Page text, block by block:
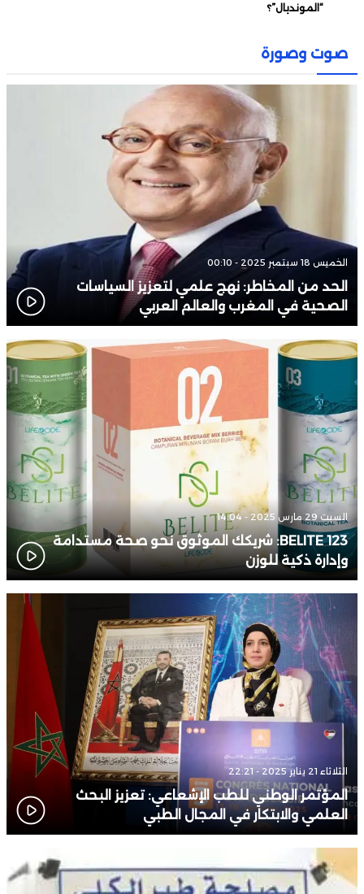
“المونديال”؟
18:29
نيسان مصر تبدأ مبيعات “نيسان ماجنيت” المجمعة محليًا، وتُعِيد
صوت وصورة
الخميس 18 سبتمبر 2025 - 00:10
الحد من المخاطر: نهج علمي لتعزيز السياسات
الصحية في المغرب والعالم العربي
السبت 29 مارس 2025 - 14:04
BELITE 123: شريكك الموثوق نحو صحة مستدامة
وإدارة ذكية للوزن
الثلاثاء 21 يناير 2025 - 22:21
المؤتمر الوطني للطب الإشعاعي: تعزيز البحث
العلمي والابتكار في المجال الطبي